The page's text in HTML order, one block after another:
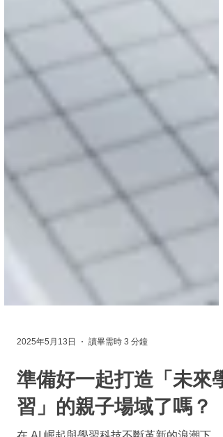
2025年5月13日 讀畢需時 3 分鐘
準備好一起打造「未來學